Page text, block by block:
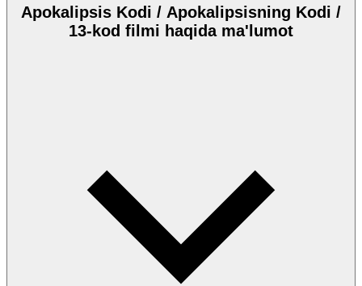
Apokalipsis Kodi / Apokalipsisning Kodi /
13-kod filmi haqida ma'lumot